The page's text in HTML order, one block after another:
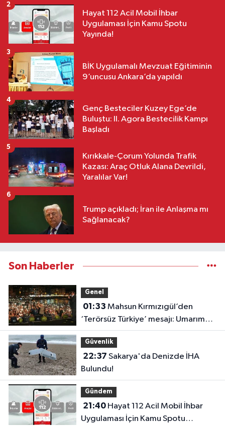
Hayat 112 Acil Mobil İhbar
Uygulaması İçin Kamu Spotu
Yayında!
2
BİK Uygulamalı Mevzuat Eğitiminin
9’uncusu Ankara’da yapıldı
3
Genç Besteciler Kuzey Ege’de
Buluştu: II. Agora Bestecilik Kampı
Başladı
4
Kırıkkale-Çorum Yolunda Trafik
Kazası: Araç Otluk Alana Devrildi,
Yaralılar Var!
5
Trump açıkladı; İran ile Anlaşma mı
Sağlanacak?
6
Son Haberler
Genel
01:33
‘Terörsüz Türkiye’ mesajı: Umarım
barış kalıcı olur
Güvenlik
22:37
Bulundu!
Gündem
21:40Hayat 112 Acil Mobil İhbar
Uygulaması İçin Kamu Spotu